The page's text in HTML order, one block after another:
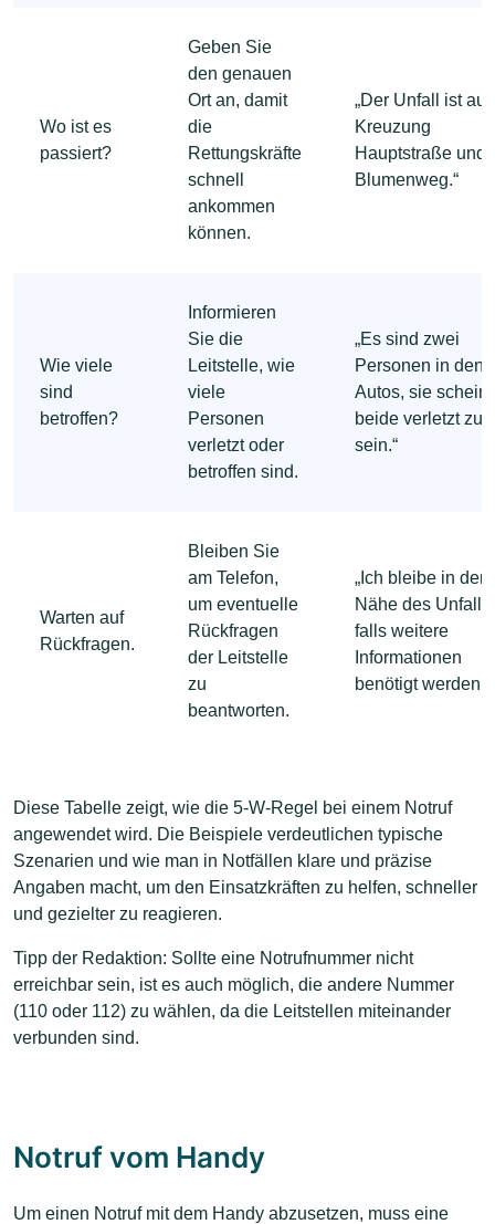
Wo ist es
passiert?
Geben Sie
den genauen
Ort an, damit
die
Rettungskräfte
schnell
ankommen
können.
„Der Unfall ist auf
Kreuzung
Hauptstraße und
Blumenweg.“
Wie viele
sind
betroffen?
Informieren
Sie die
Leitstelle, wie
viele
Personen
verletzt oder
betroffen sind.
„Es sind zwei
Personen in den
Autos, sie
beide verletzt zu
sein.“
Warten auf
Rückfragen.
Bleiben Sie
am Telefon,
um eventuelle
Rückfragen
der Leitstelle
zu
beantworten.
„Ich bleibe in der
Nähe des
falls weitere
Informationen
benötigt werden.“
Diese Tabelle zeigt, wie die 5-W-Regel bei einem Notruf
angewendet wird. Die Beispiele verdeutlichen typische
Szenarien und wie man in Notfällen klare und präzise
Angaben macht, um den Einsatzkräften zu helfen, schneller
und gezielter zu reagieren.
Tipp der Redaktion: Sollte eine Notrufnummer nicht
erreichbar sein, ist es auch möglich, die andere Nummer
(110 oder 112) zu wählen, da die Leitstellen miteinander
verbunden sind.
Notruf vom Handy
Um einen Notruf mit dem Handy abzusetzen, muss eine